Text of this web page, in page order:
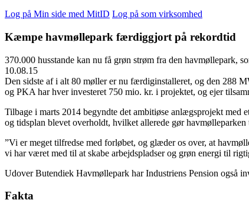
Log på Min side med MitID Log på som virksomhed
Kæmpe havmøllepark færdiggjort på rekordtid
370.000 husstande kan nu få grøn strøm fra den havmøllepark,
10.08.15
Den sidste af i alt 80 møller er nu færdiginstalleret, og den 288
og PKA har hver investeret 750 mio. kr. i projektet, og ejer
Tilbage i marts 2014 begyndte det ambitiøse anlægsprojekt med
og tidsplan blevet overholdt, hvilket allerede gør havmølleparken
”Vi er meget tilfredse med forløbet, og glæder os over, at
vi har været med til at skabe arbejdspladser og grøn energi til
Udover Butendiek Havmøllepark har Industriens Pension også
Fakta